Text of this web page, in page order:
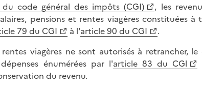
code général des impôts (CGI)
, les
pensions et rentes viagères constituées
79 du CGI à l'article 90 du CGI
.
viagères ne sont autorisés à retrancher,
énumérées par l'article 83 du CGl
du revenu.